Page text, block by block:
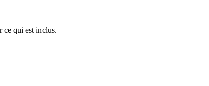
ce qui est inclus.